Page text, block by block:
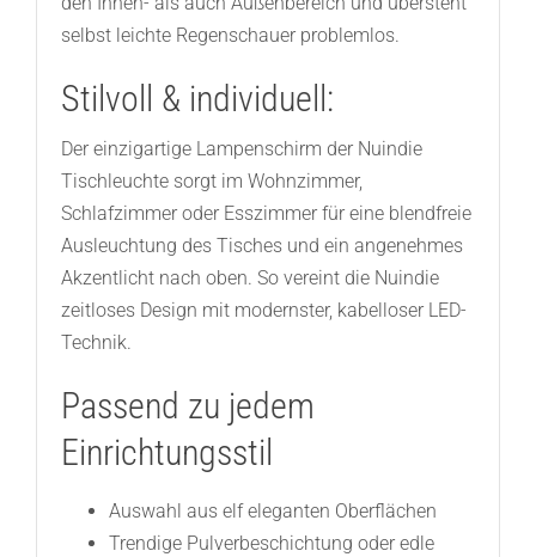
selbst leichte Regenschauer problemlos.
Stilvoll & individuell:
Der einzigartige Lampenschirm der Nuindie
Tischleuchte sorgt im Wohnzimmer,
Schlafzimmer oder Esszimmer für eine blendfreie
Ausleuchtung des Tisches und ein angenehmes
Akzentlicht nach oben. So vereint die Nuindie
zeitloses Design mit modernster, kabelloser LED-
Technik.
Passend zu jedem
Einrichtungsstil
Auswahl aus elf eleganten Oberflächen
Trendige Pulverbeschichtung oder edle